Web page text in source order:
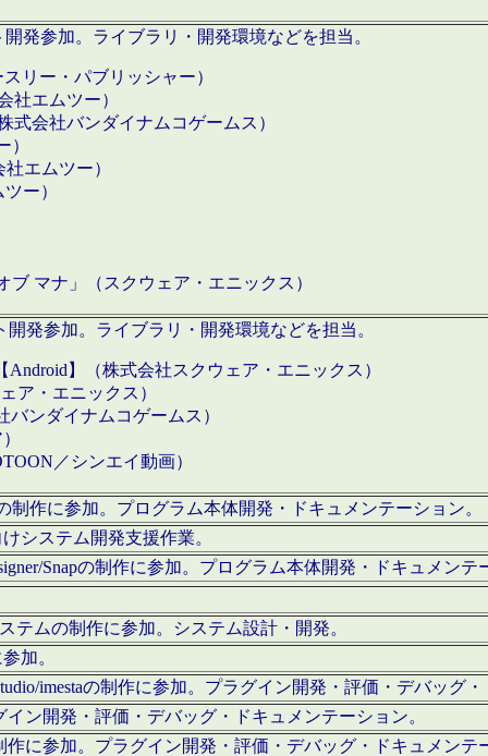
発参加。ライブラリ・開発環境などを担当。
リー・パブリッシャー）
社エムツー）
式会社バンダイナムコゲームス）
）
エムツー）
ー）
マナ」（スクウェア・エニックス）
発参加。ライブラリ・開発環境などを担当。
】（株式会社スクウェア・エニックス）
ア・エニックス）
ンダイナムコゲームス）
／シンエイ動画）
制作に参加。プログラム本体開発・ドキュメンテーション。
システム開発支援作業。
Snapの制作に参加。プログラム本体開発・ドキュメンテ
テムの制作に参加。システム設計・開発。
加。
imestaの制作に参加。プラグイン開発・評価・デバッグ
ン開発・評価・デバッグ・ドキュメンテーション。
に参加。プラグイン開発・評価・デバッグ・ドキュメンテ